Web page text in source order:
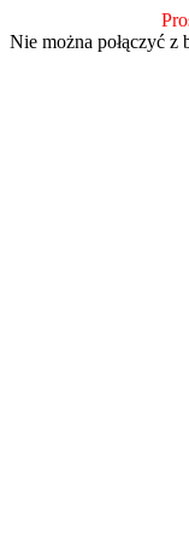
Nie można połączyć z